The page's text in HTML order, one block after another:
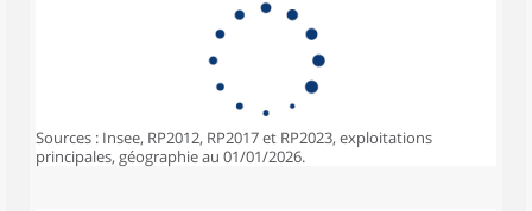
Sources : Insee, RP2012, RP2017 et RP2023, exploitations
principales, géographie au 01/01/2026.